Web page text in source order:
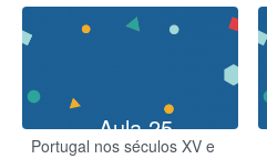
Aula 25
Portugal nos séculos XV e